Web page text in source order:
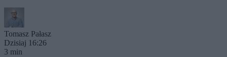
Tomasz Pałasz
Dzisiaj 16:26
3 min